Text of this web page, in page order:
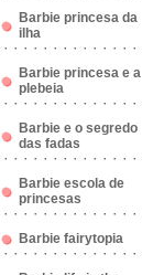
Barbie princesa da
ilha
Barbie princesa e a
plebeia
Barbie e o segredo
das fadas
Barbie escola de
princesas
Barbie fairytopia